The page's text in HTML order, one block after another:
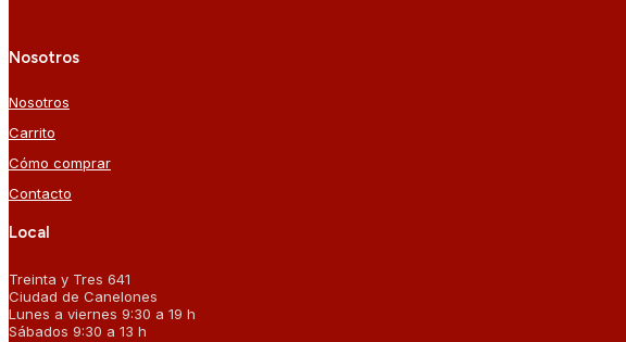
Nosotros
Nosotros
Carrito
Cómo comprar
Contacto
Local
Treinta y Tres 641
Ciudad de Canelones
Lunes a viernes 9:30 a 19 h
Sábados 9:30 a 13 h